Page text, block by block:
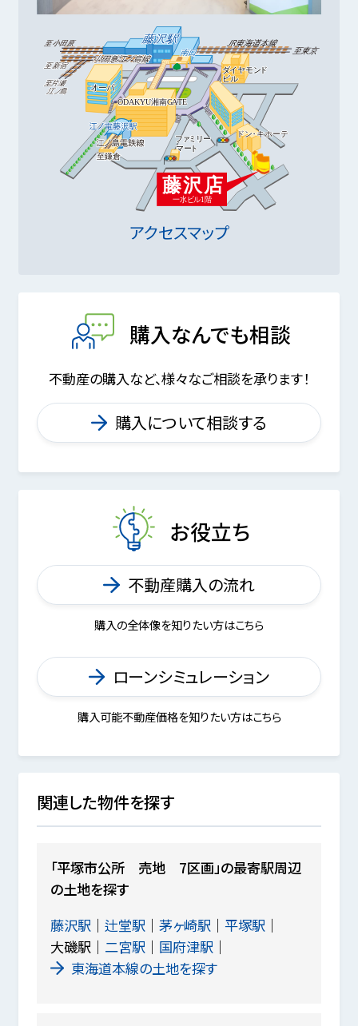
アクセスマップ
購入なんでも相談
不動産の購入など、様々なご相談を承ります！
購入について相談する
お役立ち
不動産購入の流れ
購入の全体像を知りたい方はこちら
ローンシミュレーション
購入可能不動産価格を知りたい方はこちら
関連した物件を探す
「平塚市公所 売地 7区画」の最寄駅周辺
の土地を探す
藤沢駅
辻堂駅 茅ヶ崎駅
平塚駅
大磯駅
二宮駅
国府津駅
東海道本線の土地を探す